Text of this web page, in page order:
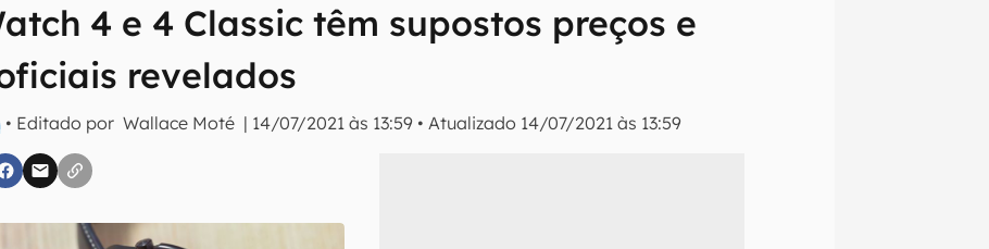
4 e 4 Classic têm supostos preços e
revelados
• Editado por Wallace Moté | 14/07/2021 às 13:59 •Atualizado 14/07/2021 às 13:59
inteligente do mundo tech!
do Canaltech e receba notícias e reviews sobre tecnologia em primeira